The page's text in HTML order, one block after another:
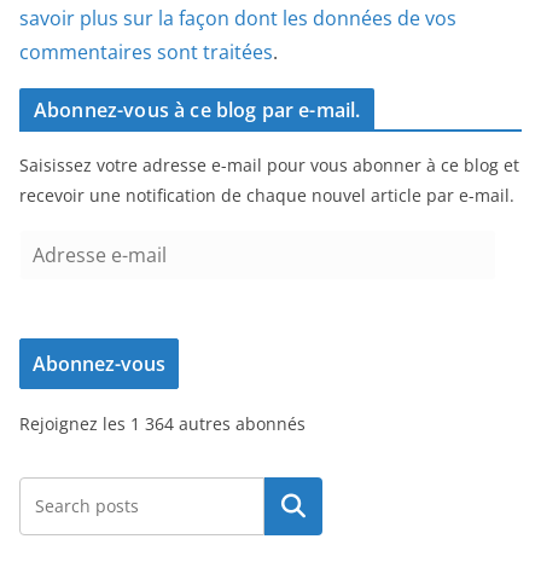
savoir plus sur la façon dont les données de vos
commentaires sont traitées.
Abonnez-vous à ce blog par e-mail.
Saisissez votre adresse e-mail pour vous abonner à ce blog et
recevoir une notification de chaque nouvel article par e-mail.
e
s
e
-
Abonnez-vous
Rejoignez les 1 364 autres abonnés
Rechercher